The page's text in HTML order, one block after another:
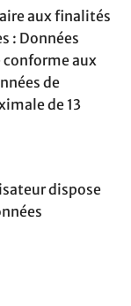
aux finalités
: Données
conforme aux
de
de 13
dispose